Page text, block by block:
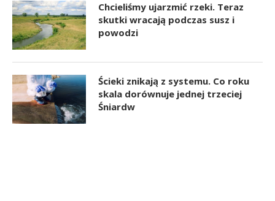
Chcieliśmy ujarzmić rzeki. Teraz
skutki wracają podczas susz i
powodzi
Ścieki znikają z systemu. Co roku
skala dorównuje jednej trzeciej
Śniardw